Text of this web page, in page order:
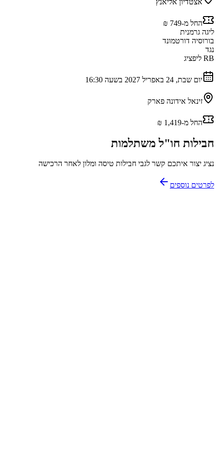
החל מ-‏749 ‏₪
ליגה גרמנית
בורוסיה דורטמונד
נגד
RB ליפציג
יום שבת, 24 באפריל 2027 בשעה 16:30
זינאל אידונה פארק
החל מ-‏1,419 ‏₪
חבילות חו"ל משתלמות
נציג יצור איתכם קשר לגבי חבילות טיסה ומלון לאחר הרכישה
לפרטים נוספים